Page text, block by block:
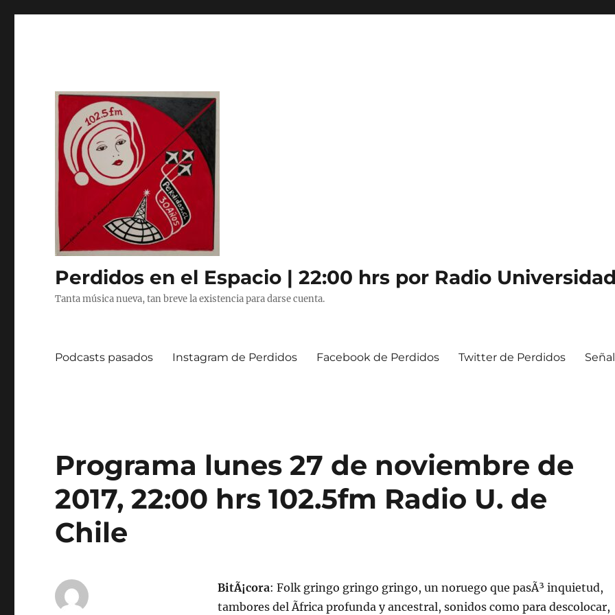
Perdidos en el Espacio | 22:00 hrs por Radio
Tanta música nueva, tan breve la existencia para darse cuenta.
Podcasts pasados Instagram de Perdidos Facebook de Perdidos Twitter de Perdidos
Programa lunes 27 de noviembre de
2017, 22:00 hrs 102.5fm Radio U. de
Chile
BitÃ¡cora: Folk gringo gringo gringo, un noruego que pasÃ³ inquietud,
tambores del Ãfrica profunda y ancestral, sonidos como para descolocar,